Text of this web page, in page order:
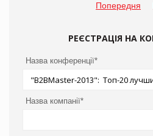
Попередня
РЕЄСТРАЦІЯ НА
Назва конференції*
Назва компанії*